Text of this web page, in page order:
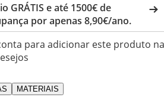
GRÁTIS e até 1500€ de
por apenas 8,90€/ano.
para adicionar este produto na
MATERIAIS